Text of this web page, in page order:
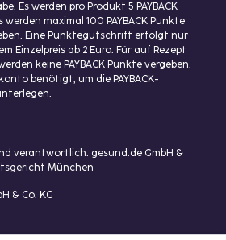
Es werden pro Produkt 5 PAYBACK
werden maximal 100 PAYBACK Punkte
Eine Punktegutschrift erfolgt nur
Einzelpreis ab 2 Euro. Für auf Rezept
keine PAYBACK Punkte vergeben.
benötigt, um die PAYBACK-
verantwortlich: gesund.de GmbH &
München
& Co. KG